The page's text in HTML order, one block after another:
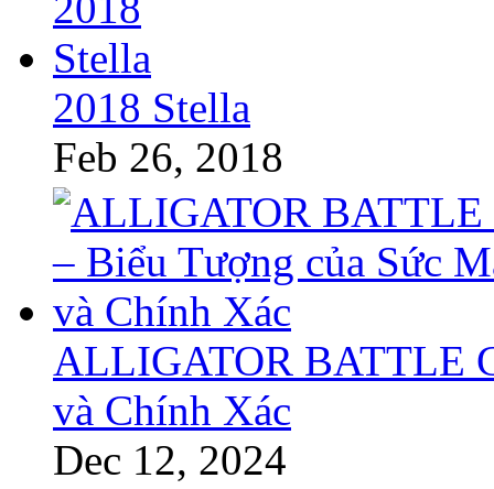
2018 Stella
Feb 26, 2018
ALLIGATOR BATTLE
và Chính Xác
Dec 12, 2024